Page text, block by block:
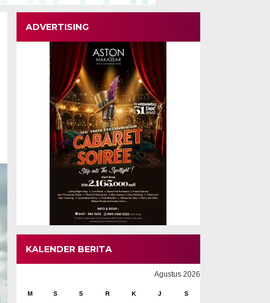
ADVERTISING
KALENDER BERITA
Agustus 2026
M S S R K J S